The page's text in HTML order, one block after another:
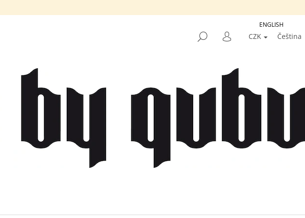
HLEDAT
PŘIHLÁŠENÍ
CZK Čeština
DOPORUČUJEME
ENGLISH